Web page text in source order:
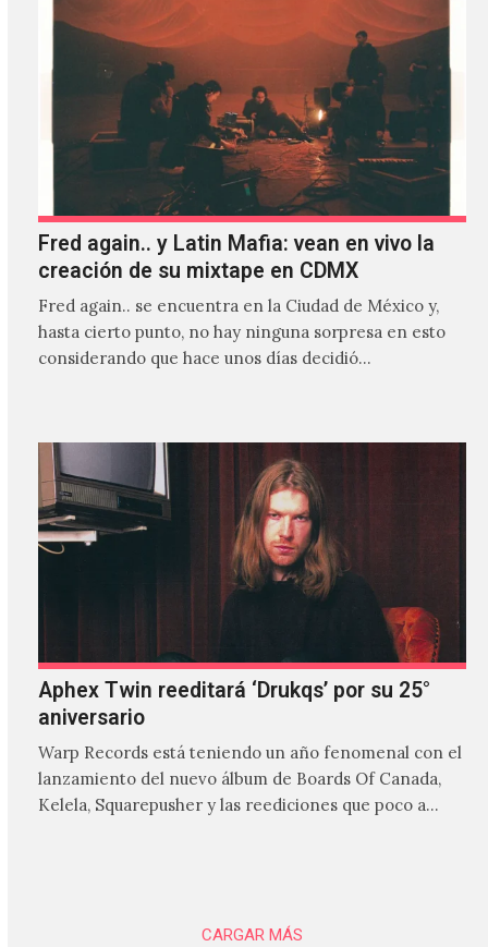
Fred again.. y Latin Mafia: vean en vivo la
creación de su mixtape en CDMX
Fred again.. se encuentra en la Ciudad de México y,
hasta cierto punto, no hay ninguna sorpresa en esto
considerando que hace unos días decidió…
Aphex Twin reeditará ‘Drukqs’ por su 25°
aniversario
Warp Records está teniendo un año fenomenal con el
lanzamiento del nuevo álbum de Boards Of Canada,
Kelela, Squarepusher y las reediciones que poco a…
CARGAR MÁS